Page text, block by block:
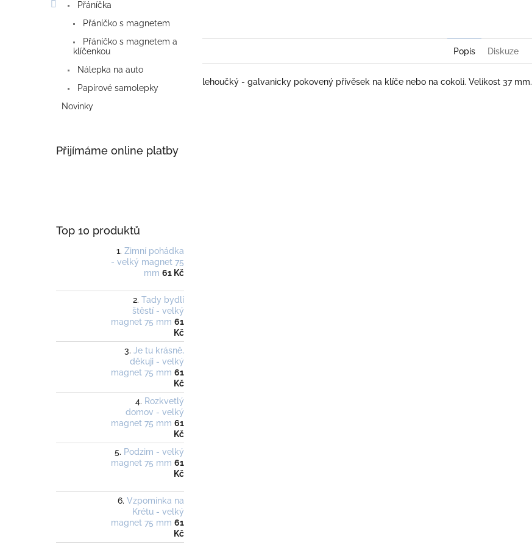
Přáníčka
Přáníčko s magnetem
Přáníčko s magnetem a
klíčenkou
Nálepka na auto
Papírové samolepky
Novinky
Přijímáme online platby
Top 10 produktů
Zimní pohádka
- velký magnet 75
mm 61 Kč
Tady bydlí
štěstí - velký
magnet 75 mm 61
Kč
Je tu krásně,
děkuji - velký
magnet 75 mm 61
Kč
Rozkvetlý
domov - velký
magnet 75 mm 61
Kč
Podzim - velký
magnet 75 mm 61
Kč
Vzpomínka na
Krétu - velký
magnet 75 mm 61
Kč
Popis Diskuze
lehoučký - galvanicky pokovený přívěsek na klíče nebo na cokoli. Velikost 37 mm.